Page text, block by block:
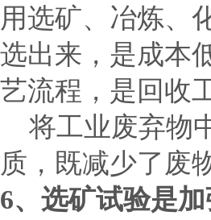
用选矿、冶炼、
选出来，是成本
艺流程，是回收
将工业废弃物
质，既减少了废
6、选矿试验是